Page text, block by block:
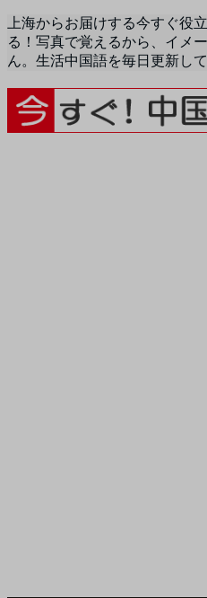
上海からお届けする今すぐ役
る！写真で覚えるから、イメ
ん。生活中国語を毎日更新して